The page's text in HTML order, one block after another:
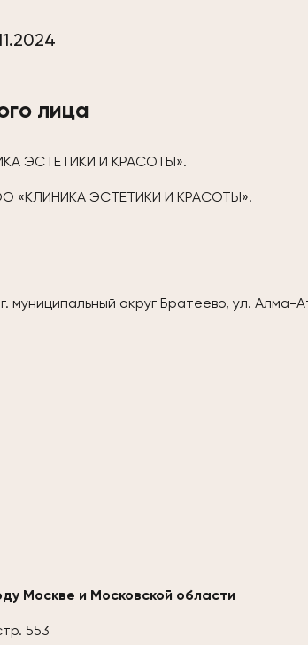
лица
ЭСТЕТИКИ И КРАСОТЫ».
«КЛИНИКА ЭСТЕТИКИ И КРАСОТЫ».
округ Братеево, ул. Алма-
Москве и Московской области
553